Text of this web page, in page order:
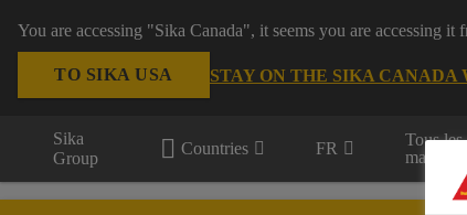
You are accessing "Sika Canada", it seems you are accessing
TO SIKA USA STAY ON THE SIKA CANADA
Sika
Group
Countries FR
Tous les
marchés